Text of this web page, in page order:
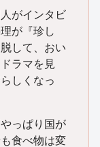
がインタビ
が『珍し
して、おい
ラマを見
しくなっ
っぱり国が
食べ物は変